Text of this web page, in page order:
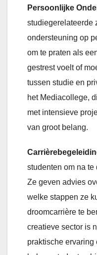
Persoonlijke
studiegerelateerde
ondersteuning op
om te praten als
gestrest voelt of
tussen studie en
het Mediacollege,
met intensieve
van groot belang.
studenten om na te
Ze geven advies
welke stappen ze
droomcarrière te
creatieve sector is
praktische ervaring